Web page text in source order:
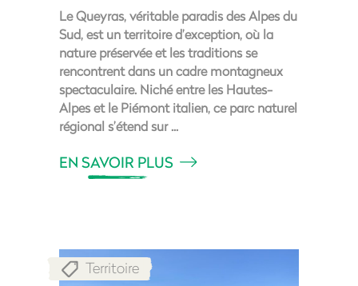
Le Queyras, véritable paradis des Alpes du
Sud, est un territoire d’exception, où la
nature préservée et les traditions se
rencontrent dans un cadre montagneux
spectaculaire. Niché entre les Hautes-
Alpes et le Piémont italien, ce parc naturel
régional s’étend sur
EN SAVOIR PLUS
Territoire